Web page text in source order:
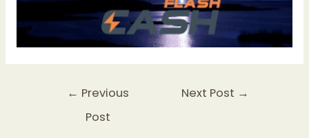
← Previous
Post
Next Post →